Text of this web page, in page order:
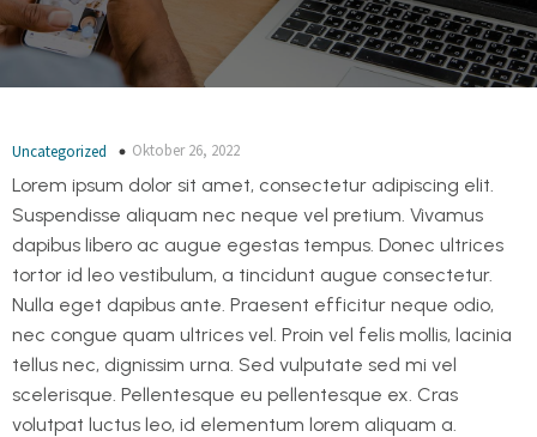
Uncategorized Oktober 26, 2022
Lorem ipsum dolor sit amet, consectetur adipiscing elit.
Suspendisse aliquam nec neque vel pretium. Vivamus
dapibus libero ac augue egestas tempus. Donec ultrices
tortor id leo vestibulum, a tincidunt augue consectetur.
Nulla eget dapibus ante. Praesent efficitur neque odio,
nec congue quam ultrices vel. Proin vel felis mollis, lacinia
tellus nec, dignissim urna. Sed vulputate sed mi vel
scelerisque. Pellentesque eu pellentesque ex. Cras
volutpat luctus leo, id elementum lorem aliquam a.